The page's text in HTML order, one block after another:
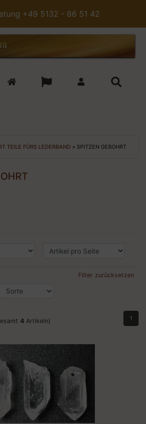
+49 5132 - 86 51 42
TEILE FÜRS LEDERBAND » SPITZEN GEBOHRT
Filter zurücksetzen
4 Artikeln) 1